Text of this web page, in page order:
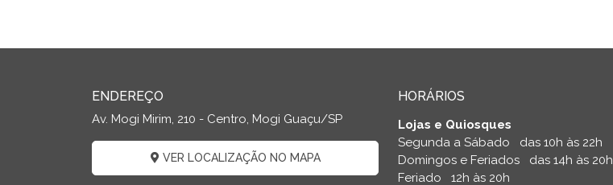
ENDEREÇO
Av. Mogi Mirim, 210 - Centro, Mogi Guaçu/SP
VER LOCALIZAÇÃO NO MAPA
HORÁRIOS
Lojas e Quiosques
Segunda a Sábado das 10h às 22h
Domingos e Feriados das 14h às 20h
Feriado 12h às 20h